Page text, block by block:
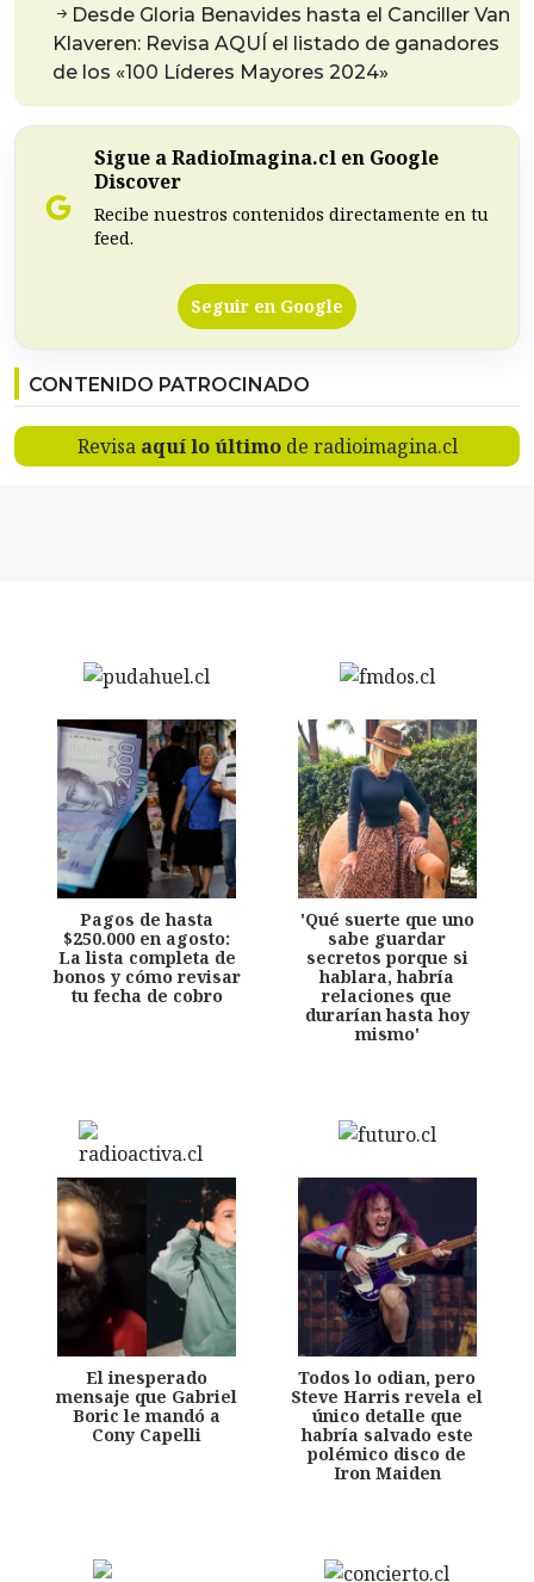
Desde Gloria Benavides hasta el Canciller Van
Klaveren: Revisa AQUÍ el listado de ganadores
de los «100 Líderes Mayores 2024»
Sigue a RadioImagina.cl en Google
Discover
Recibe nuestros contenidos directamente en tu
feed.
Seguir en Google
CONTENIDO PATROCINADO
Revisa aquí lo últimode radioimagina.cl
Pagos de hasta
$250.000 en agosto:
La lista completa de
bonos y cómo revisar
tu fecha de cobro
'Qué suerte que uno
sabe guardar
secretos porque si
hablara, habría
relaciones que
durarían hasta hoy
mismo'
El inesperado
mensaje que Gabriel
Boric le mandó a
Cony Capelli
Todos lo odian, pero
Steve Harris revela el
único detalle que
habría salvado este
polémico disco de
Iron Maiden